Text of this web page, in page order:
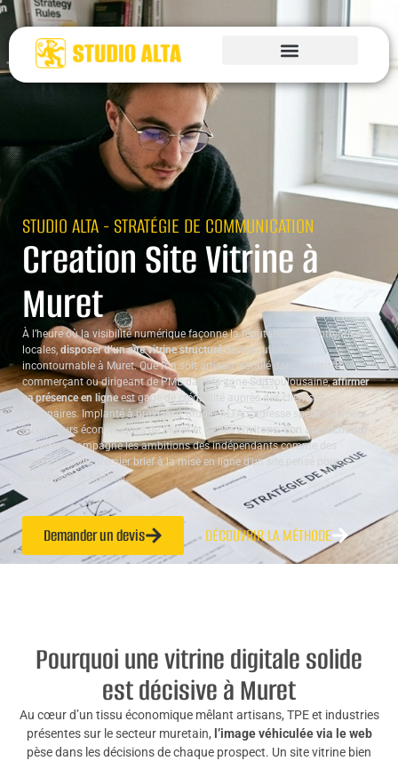
STUDIO ALTA - STRATÉGIE DE COMMUNICATION
Creation Site Vitrine à
Muret
À l’heure où la visibilité numérique façonne la réputation des entreprises
locales, disposer d’un site vitrine structurédevient un enjeu
incontournable à Muret. Que l’on soit artisan installé dans le centre,
commerçant ou dirigeant de PME dans la zone Sud toulousaine,affirmer
sa présence en ligneest gage de crédibilité auprès des clients et
partenaires. Implanté à proximité, Studio ALTA s’adresse spécifiquement
aux acteurs économiques de Muret et de ses environs. Son approche
sur-
mesureaccompagne les ambitions des indépendants comme des
entreprises, du premier brief à la mise en ligne d’un site pensé pour
convaincre et fidéliser.
Demander un devis DÉCOUVRIR LA MÉTHODE
Pourquoi une vitrine digitale solide
est décisive à Muret
Au cœur d’un tissu économique mêlant artisans, TPE et industries
présentes sur le secteur muretain, l’image véhiculée via le web
pèse dans les décisions de chaque prospect. Un site vitrine bien